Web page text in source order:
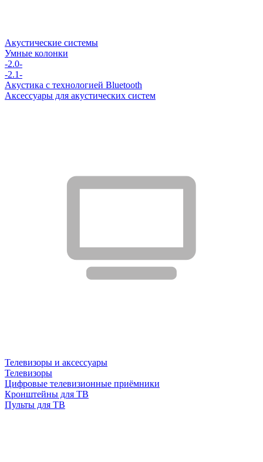
Акустические системы
Умные колонки
-2.0-
-2.1-
Акустика с технологией Bluetooth
Аксессуары для акустических систем
Телевизоры и аксессуары
Телевизоры
Цифровые телевизионные приёмники
Кронштейны для ТВ
Пульты для ТВ